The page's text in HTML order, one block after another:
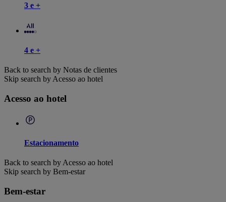
3 e +
4 e +
Back to search by Notas de clientes
Skip search by Acesso ao hotel
Acesso ao hotel
Estacionamento
Back to search by Acesso ao hotel
Skip search by Bem-estar
Bem-estar